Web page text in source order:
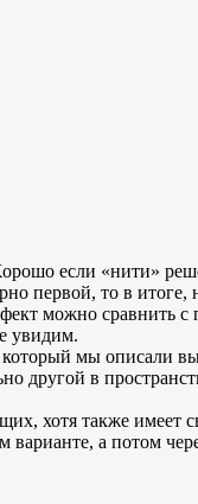
если «нити»
первой, то в
можно сравнить с
увидим.
мы описали
другой в
хотя также имеет
варианте, а потом